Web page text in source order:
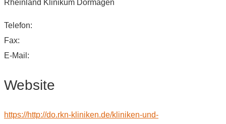
Rheinland Klinikum Dormagen
Telefon:
Fax:
E-Mail:
Website
https://http://do.rkn-kliniken.de/kliniken-und-